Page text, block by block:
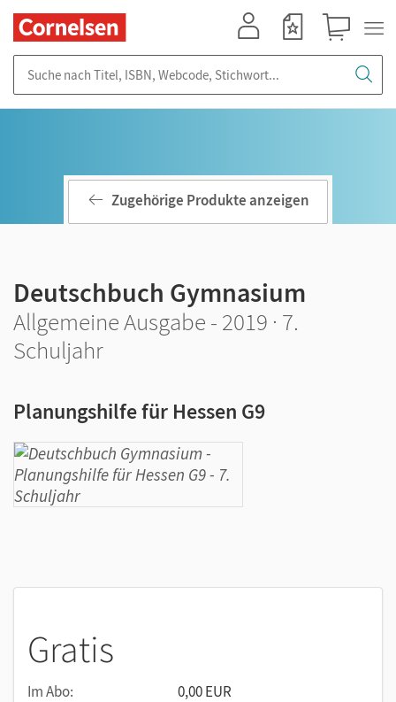
Zugehörige Produkte anzeigen
Deutschbuch Gymnasium
Allgemeine Ausgabe - 2019 · 7.
Schuljahr
Planungshilfe für Hessen G9
Gratis
Im Abo:
0,00 EUR